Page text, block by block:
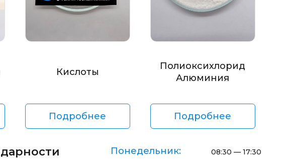
Кислоты
Подробнее
Полиоксихлорид
Алюминия
Подробнее
Понедельник: 08:30 — 17:30